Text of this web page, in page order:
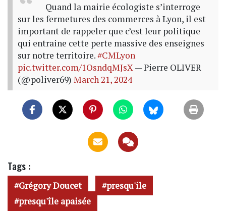
Quand la mairie écologiste s’interroge
sur les fermetures des commerces à Lyon, il est
important de rappeler que c’est leur politique
qui entraine cette perte massive des enseignes
sur notre territoire.#CMLyon
pic.twitter.com/1OsndqMJsX— Pierre OLIVER
(@poliver69) March 21, 2024
Tags :
Grégory Doucet
presqu'ile
presqu'île apaisée